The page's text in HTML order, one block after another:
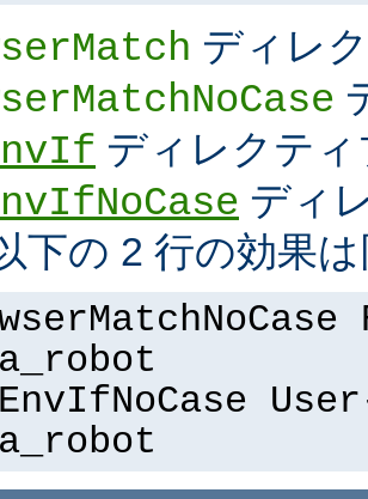
ディレ
ディレクティ
ディ
下の 2 行の効果